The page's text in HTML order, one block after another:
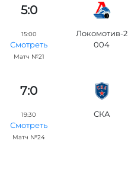
5:0
15:00
Смотреть
Матч №21
Локомотив-2
004
7:0
19:30
Смотреть
Матч №24
СКА